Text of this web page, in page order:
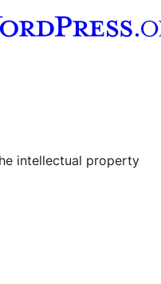
edin
intellectual property